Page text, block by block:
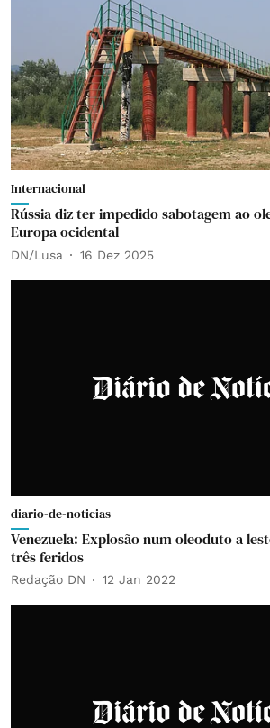
Internacional
Rússia diz ter impedido sabotagem ao
Europa ocidental
DN/Lusa 16 Dez 2025
diario-de-noticias
Venezuela: Explosão num oleoduto a
três feridos
Redação DN 12 Jan 2022